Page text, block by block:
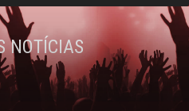
NOTÍCIAS